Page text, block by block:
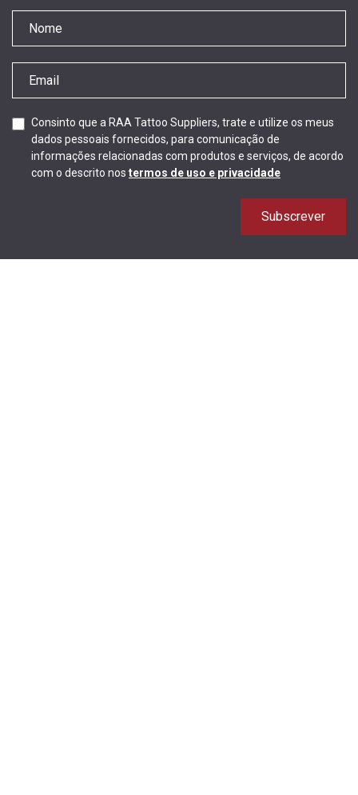
Consinto que a RAA Tattoo Suppliers, trate e utilize os meus
dados pessoais fornecidos, para comunicação de
informações relacionadas com produtos e serviços, de acordo
com o descrito nos termos de uso e privacidade
Subscrever